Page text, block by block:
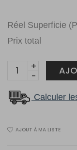
Réel Superficie
Prix total
Plancher
Évolution
Serie
Persei
Calculer
AJOUT À MA LISTE